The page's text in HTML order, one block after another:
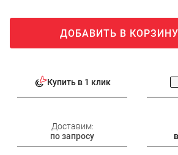
ДОБАВИТЬ В КОРЗИНУ
Купить в 1 клик
Доставим:
по запросу